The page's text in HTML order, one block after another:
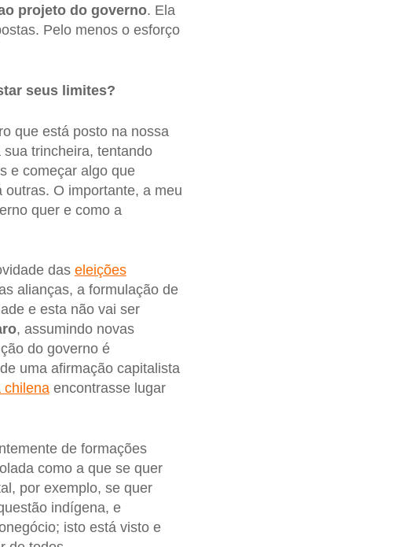
projeto do governo. Ela
Pelo menos o esforço
seus limites?
que está posto na nossa
trincheira, tentando
e começar algo que
O importante, a meu
quer e como a
das eleições
alianças, a formulação de
e esta não vai ser
, assumindo novas
do governo é
uma afirmação capitalista
chilenaencontrasse lugar
de formações
como a que se quer
por exemplo, se quer
indígena, e
isto está visto e